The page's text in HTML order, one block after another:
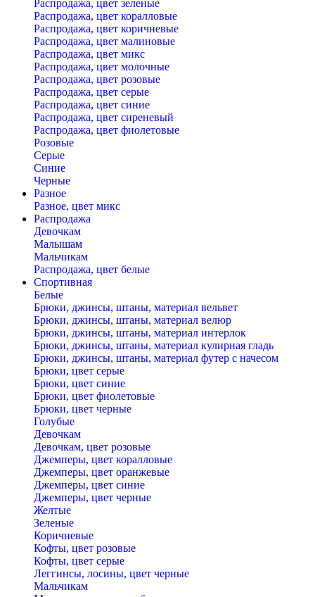
Распродажа, цвет зеленые
Распродажа, цвет коралловые
Распродажа, цвет коричневые
Распродажа, цвет малиновые
Распродажа, цвет микс
Распродажа, цвет молочные
Распродажа, цвет розовые
Распродажа, цвет серые
Распродажа, цвет синие
Распродажа, цвет сиреневый
Распродажа, цвет фиолетовые
Розовые
Серые
Синие
Черные
Разное
Разное, цвет микс
Распродажа
Девочкам
Малышам
Мальчикам
Распродажа, цвет белые
Спортивная
Белые
Брюки, джинсы, штаны, материал вельвет
Брюки, джинсы, штаны, материал велюр
Брюки, джинсы, штаны, материал интерлок
Брюки, джинсы, штаны, материал кулирная гладь
Брюки, джинсы, штаны, материал футер с начесом
Брюки, цвет серые
Брюки, цвет синие
Брюки, цвет фиолетовые
Брюки, цвет черные
Голубые
Девочкам
Девочкам, цвет розовые
Джемперы, цвет коралловые
Джемперы, цвет оранжевые
Джемперы, цвет синие
Джемперы, цвет черные
Желтые
Зеленые
Коричневые
Кофты, цвет розовые
Кофты, цвет серые
Леггинсы, лосины, цвет черные
Мальчикам